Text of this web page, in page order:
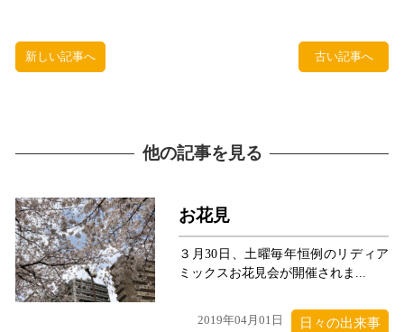
新しい記事へ 古い記事へ
他の記事を見る
お花見
３月30日、土曜毎年恒例のリディア
ミックスお花見会が開催されま...
2019年04月01日 日々の出来事